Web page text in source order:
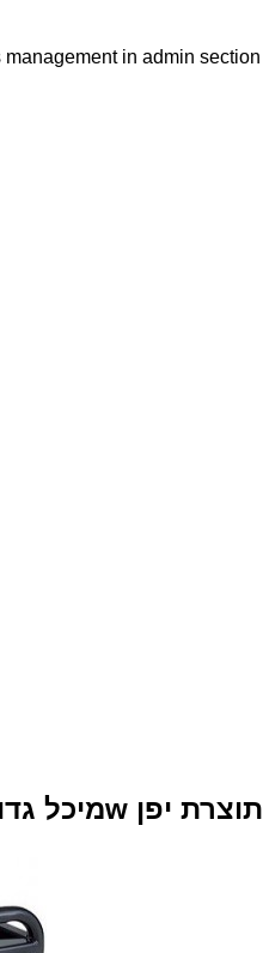
in admin section
גנרטור מקיטה מיוצב AVR מיכל גדול 2500w תוצרת יפן